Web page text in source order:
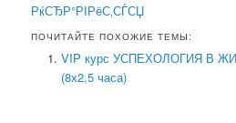
РќСЂР°РІРёС‚СЃСЏ
ПОЧИТАЙТЕ ПОХОЖИЕ ТЕМЫ:
VIP курс УСПЕХОЛОГИЯ В
(8х2,5 часа)